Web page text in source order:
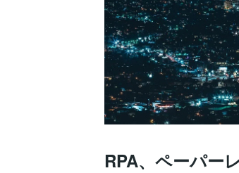
RPA、ペーパー